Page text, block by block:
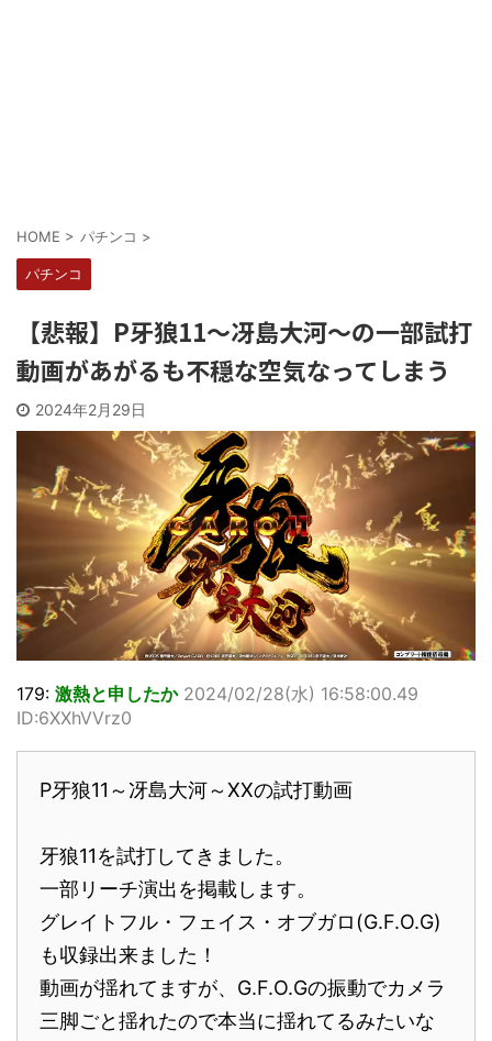
HOME > パチンコ >
パチンコ
【悲報】P牙狼11～冴島大河～の一部試打
動画があがるも不穏な空気なってしまう
2024年2月29日
179: 激熱と申したか 2024/02/28(水) 16:58:00.49
ID:6XXhVVrz0
P牙狼11～冴島大河～XXの試打動画
牙狼11を試打してきました。
一部リーチ演出を掲載します。
グレイトフル・フェイス・オブガロ(G.F.O.G)
も収録出来ました！
動画が揺れてますが、G.F.O.Gの振動でカメラ
三脚ごと揺れたので本当に揺れてるみたいな